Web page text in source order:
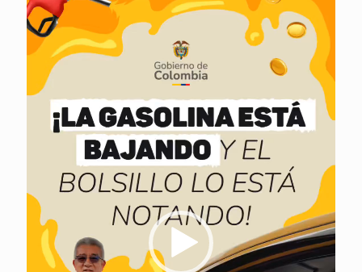
vídeo